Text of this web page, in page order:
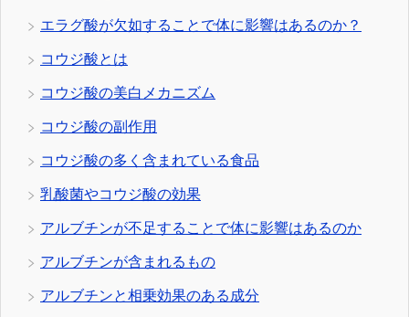
エラグ酸が欠如することで体に影響はあるのか？
コウジ酸とは
コウジ酸の美白メカニズム
コウジ酸の副作用
コウジ酸の多く含まれている食品
乳酸菌やコウジ酸の効果
アルブチンが不足することで体に影響はあるのか
アルブチンが含まれるもの
アルブチンと相乗効果のある成分